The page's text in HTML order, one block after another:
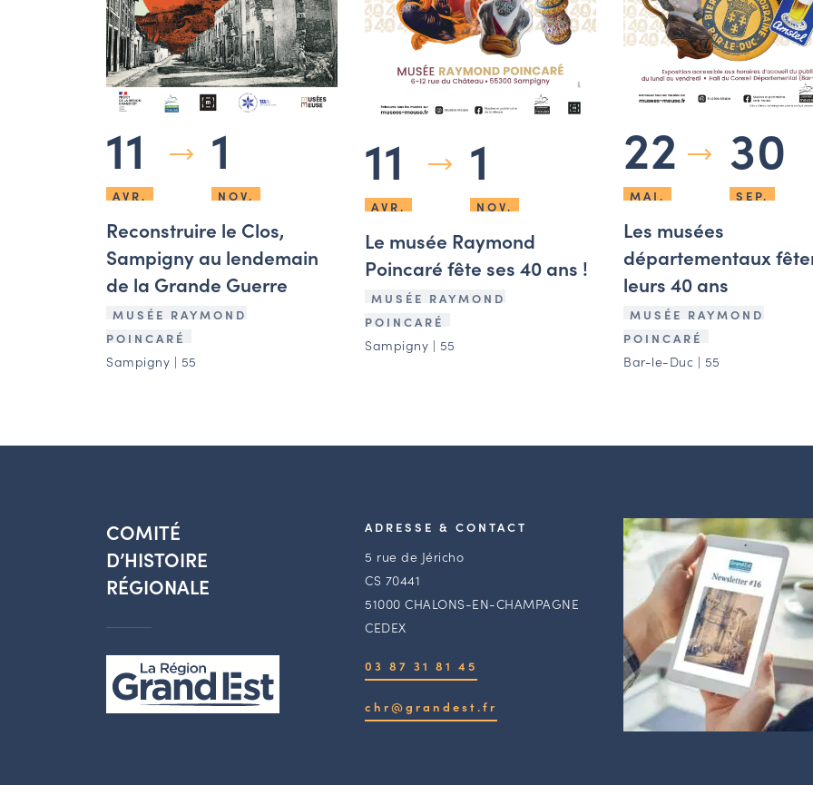
11
AVR.
1
NOV.
Reconstruire le Clos,
Sampigny au lendemain
de la Grande Guerre
MUSÉE RAYMOND
POINCARÉ
Sampigny | 55
11
AVR.
1
NOV.
Le musée Raymond
Poincaré fête ses 40 ans !
MUSÉE RAYMOND
POINCARÉ
Sampigny | 55
22
MAI.
30
SEP.
Les musées
départementaux
leurs 40 ans
MUSÉE RAYMOND
POINCARÉ
Bar-le-Duc | 55
COMITÉ
D’HISTOIRE
RÉGIONALE
ADRESSE & CONTACT
5 rue de Jéricho
CS 70441
51000 CHALONS-EN-CHAMPAGNE
CEDEX
03 87 31 81 45
chr@grandest.fr